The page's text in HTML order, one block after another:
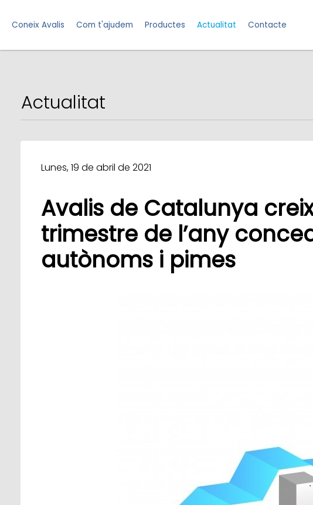
Coneix Avalis Com t'ajudem Productes Actualitat Contacte
Actualitat
Lunes, 19 de abril de 2021
Avalis de Catalunya
trimestre de l’any
autònoms i pimes